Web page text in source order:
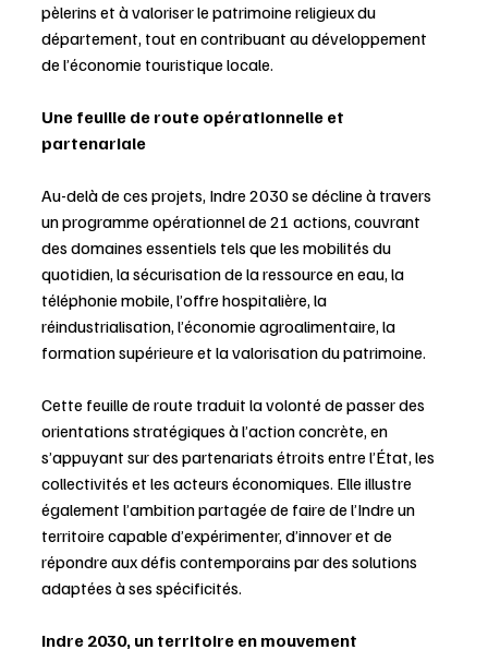
pèlerins et à valoriser le patrimoine religieux du
département, tout en contribuant au développement
de l’économie touristique locale.
Une feuille de route opérationnelle et
partenariale
Au-delà de ces projets, Indre 2030 se décline à travers
un programme opérationnel de 21 actions, couvrant
des domaines essentiels tels que les mobilités du
quotidien, la sécurisation de la ressource en eau, la
téléphonie mobile, l’offre hospitalière, la
réindustrialisation, l’économie agroalimentaire, la
formation supérieure et la valorisation du patrimoine.
Cette feuille de route traduit la volonté de passer des
orientations stratégiques à l’action concrète, en
s’appuyant sur des partenariats étroits entre l’État, les
collectivités et les acteurs économiques. Elle illustre
également l’ambition partagée de faire de l’Indre un
territoire capable d’expérimenter, d’innover et de
répondre aux défis contemporains par des solutions
adaptées à ses spécificités.
Indre 2030, un territoire en mouvement